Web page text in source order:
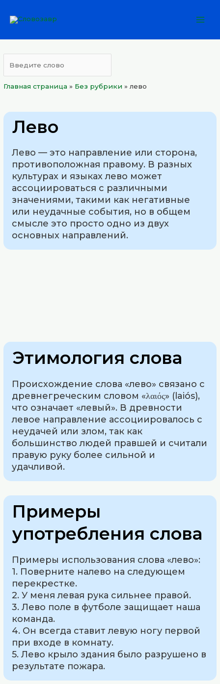
Главная страница » Без рубрики »лево
Лево
Лево — это направление или сторона,
противоположная правому. В разных
культурах и языках лево может
ассоциироваться с различными
значениями, такими как негативные
или неудачные события, но в общем
смысле это просто одно из двух
основных направлений.
Этимология слова
Происхождение слова «лево» связано с
древнегреческим словом «λαιός» (laiós),
что означает «левый». В древности
левое направление ассоциировалось с
неудачей или злом, так как
большинство людей правшей и считали
правую руку более сильной и
удачливой.
Примеры
употребления слова
Примеры использования слова «лево»:
1. Поверните налево на следующем
перекрестке.
2. У меня левая рука сильнее правой.
3. Лево поле в футболе защищает наша
команда.
4. Он всегда ставит левую ногу первой
при входе в комнату.
5. Лево крыло здания было разрушено в
результате пожара.